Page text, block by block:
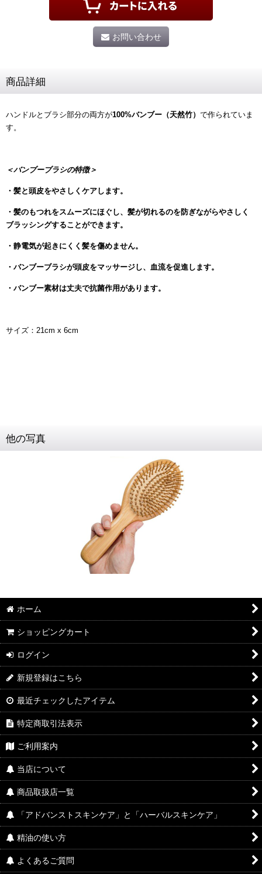
お問い合わせ
商品詳細
ハンドルとブラシ部分の両方が100%バンブー（天然竹） で作られていま
す。
＜バンブーブラシの特徴＞
・髪と頭皮をやさしくケアします。
・髪のもつれをスムーズにほぐし、髪が切れるのを防ぎながらやさしく
ブラッシングすることができます。
・静電気が起きにくく髪を傷めません。
・バンブーブラシが頭皮をマッサージし、血流を促進します。
・バンブー素材は丈夫で抗菌作用があります。
サイズ：21cm x 6cm
他の写真
ホーム
ショッピングカート
ログイン
新規登録はこちら
最近チェックしたアイテム
特定商取引法表示
ご利用案内
当店について
商品取扱店一覧
「アドバンストスキンケア」と「ハーバルスキンケア」
精油の使い方
よくあるご質問